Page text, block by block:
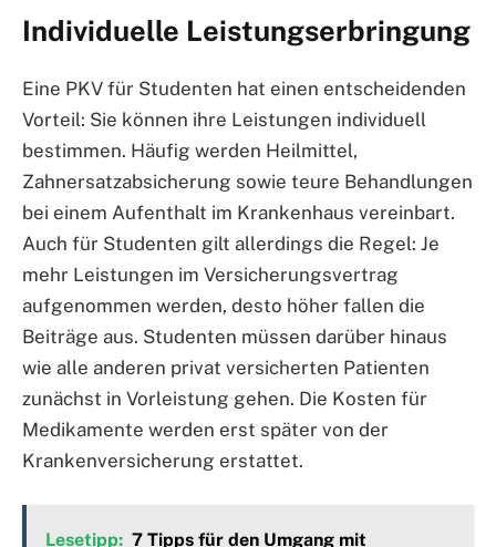
Individuelle Leistungserbringung
Eine PKV für Studenten hat einen entscheidenden
Vorteil: Sie können ihre Leistungen individuell
bestimmen. Häufig werden Heilmittel,
Zahnersatzabsicherung sowie teure Behandlungen
bei einem Aufenthalt im Krankenhaus vereinbart.
Auch für Studenten gilt allerdings die Regel: Je
mehr Leistungen im Versicherungsvertrag
aufgenommen werden, desto höher fallen die
Beiträge aus. Studenten müssen darüber hinaus
wie alle anderen privat versicherten Patienten
zunächst in Vorleistung gehen. Die Kosten für
Medikamente werden erst später von der
Krankenversicherung erstattet.
Lesetipp: 7 Tipps für den Umgang mit